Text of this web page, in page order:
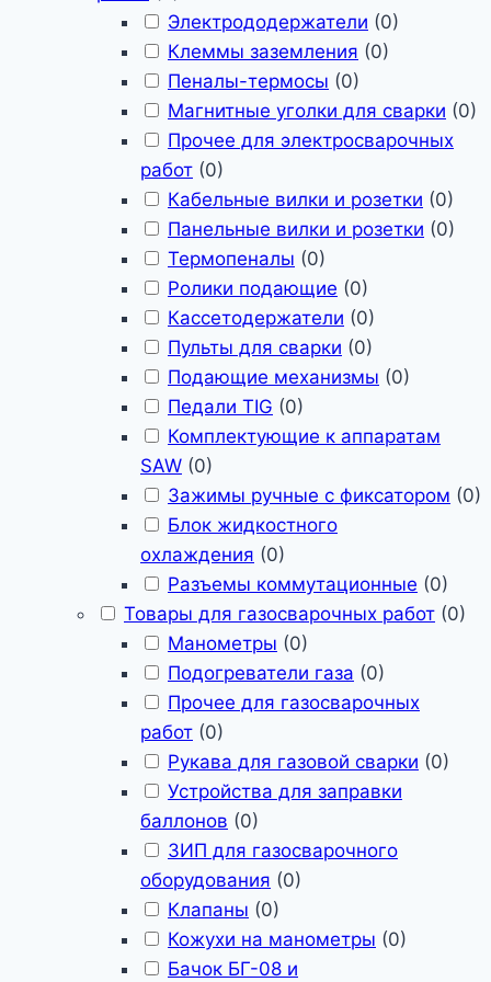
Электрододержатели (0)
Клеммы заземления (0)
Пеналы-термосы (0)
Магнитные уголки для сварки (0)
Прочее для электросварочных
работ (0)
Кабельные вилки и розетки (0)
Панельные вилки и розетки (0)
Термопеналы (0)
Ролики подающие (0)
Кассетодержатели (0)
Пульты для сварки (0)
Подающие механизмы (0)
Педали TIG (0)
Комплектующие к аппаратам
SAW (0)
Зажимы ручные с фиксатором (0)
Блок жидкостного
охлаждения (0)
Разъемы коммутационные (0)
Товары для газосварочных работ (0)
Манометры (0)
Подогреватели газа (0)
Прочее для газосварочных
работ (0)
Рукава для газовой сварки (0)
Устройства для заправки
баллонов (0)
ЗИП для газосварочного
оборудования (0)
Клапаны (0)
Кожухи на манометры (0)
Бачок БГ-08 и